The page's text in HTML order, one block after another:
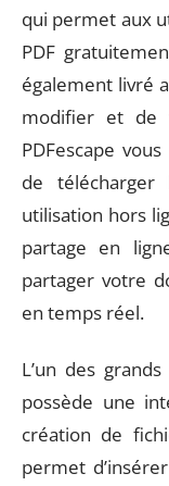
qui permet aux
PDF
également livré
modifier et de
PDFescape
de
utilisation hors
partage en
partager votre
en temps réel.
L’un des
possède une
création de
permet